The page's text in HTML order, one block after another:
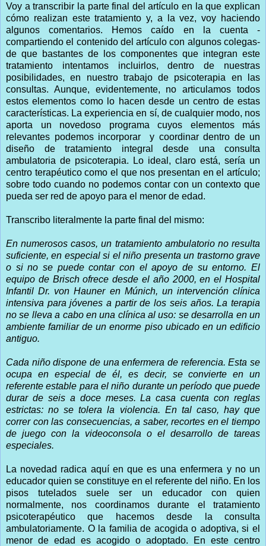
Voy a transcribir la parte final del artículo en la que explican
cómo realizan este tratamiento y, a la vez, voy haciendo
algunos comentarios. Hemos caído en la cuenta -
compartiendo el contenido del artículo con algunos colegas-
de que bastantes de los componentes que integran este
tratamiento intentamos incluirlos, dentro de nuestras
posibilidades, en nuestro trabajo de psicoterapia en las
consultas. Aunque, evidentemente, no articulamos todos
estos elementos como lo hacen desde un centro de estas
características. La experiencia en sí, de cualquier modo, nos
aporta un novedoso programa cuyos elementos más
relevantes podemos incorporar y coordinar dentro de un
diseño de tratamiento integral desde una consulta
ambulatoria de psicoterapia. Lo ideal, claro está, sería un
centro terapéutico como el que nos presentan en el artículo;
sobre todo cuando no podemos contar con un contexto que
pueda ser red de apoyo para el menor de edad.
Transcribo literalmente la parte final del mismo:
En numerosos casos, un tratamiento ambulatorio no resulta
suficiente, en especial si el niño presenta un trastorno grave
o si no se puede contar con el apoyo de su entorno. El
equipo de Brisch ofrece desde el año 2000, en el Hospital
Infantil Dr. von Hauner en Múnich, un intervención clínica
intensiva para jóvenes a partir de los seis años. La terapia
no se lleva a cabo en una clínica al uso: se desarrolla en un
ambiente familiar de un enorme piso ubicado en un edificio
antiguo.
Cada niño dispone de una enfermera de referencia. Esta se
ocupa en especial de él, es decir, se convierte en un
referente estable para el niño durante un período que puede
durar de seis a doce meses. La casa cuenta con reglas
estrictas: no se tolera la violencia. En tal caso, hay que
correr con las consecuencias, a saber, recortes en el tiempo
de juego con la videoconsola o el desarrollo de tareas
especiales.
La novedad radica aquí en que es una enfermera y no un
educador quien se constituye en el referente del niño. En los
pisos tutelados suele ser un educador con quien
normalmente, nos coordinamos durante el tratamiento
psicoterapéutico que hacemos desde la consulta
ambulatoriamente. O la familia de acogida o adoptiva, si el
menor de edad es acogido o adoptado. En este centro